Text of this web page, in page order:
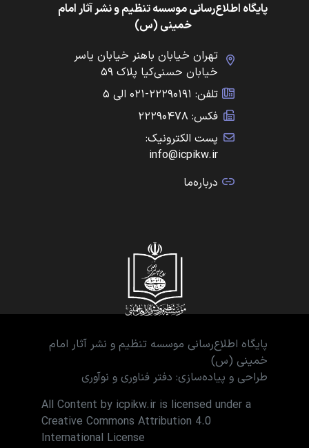
پایگاه اطلاع‌رسانی موسسه تنظیم و نشر آثار امام
خمینی (س)
تهران خیابان باهنر خیابان یاسر
خیابان حسنی‌کیا پلاک ۵۹
تلفن: ۲۲۲۹۰۱۹۱-۰۲۱ الی ۵
فکس: ۲۲۲۹۰۴۷۸
پست الکترونیک:
info@icpikw.ir
درباره‌ما
پایگاه اطلاع‌رسانی موسسه تنظیم و نشر آثار امام
خمینی (س)
طراحی و پیاده‌سازی: دفتر فناوری و نوآوری
All Content by icpikw.ir is licensed under a
Creative Commons Attribution 4.0
International License